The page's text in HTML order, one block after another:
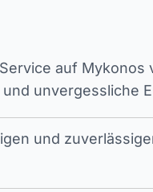
auf
unvergessliche
und